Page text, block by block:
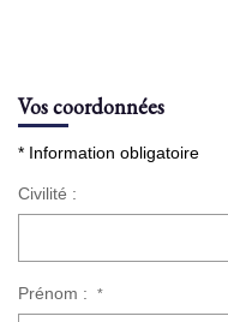
Vos coordonnées
* Information obligatoire
Civilité :
Prénom : *